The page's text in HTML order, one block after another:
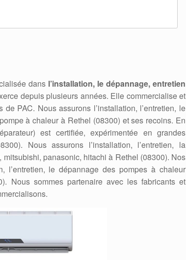
dans l’installation, le dépannage, entretien
depuis plusieurs années. Elle commercialise et
PAC. Nous assurons l’installation, l’entretien, le
à chaleur à Rethel (08300) et ses recoins. En
est certifiée, expérimentée en grandes
Nous assurons l’installation, l’entretien, la
panasonic, hitachi à Rethel (08300). Nos
l’entretien, le dépannage des pompes à chaleur
Nous sommes partenaire avec les fabricants et